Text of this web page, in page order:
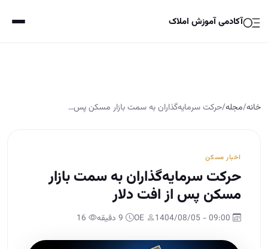
آکادمی آموزش املاک
خانه/مجله/حرکت سرمایه‌گذاران به سمت بازار مسکن پس…
اخبار مسکن
حرکت سرمایه‌گذاران به سمت بازار
مسکن پس از افت دلار